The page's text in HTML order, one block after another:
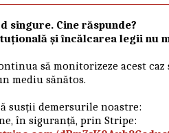
singure. Cine răspunde?
și încălcarea legii nu
să monitorizeze acest
mediu sănătos.
susții demersurile noastre:
în siguranță, prin Stripe: